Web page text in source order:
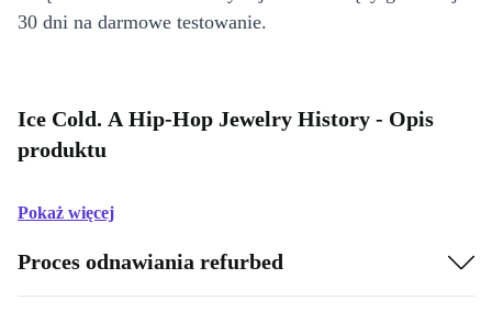
30 dni na darmowe testowanie.
Ice Cold. A Hip-Hop Jewelry History - Opis
produktu
Pokaż więcej
Proces odnawiania refurbed